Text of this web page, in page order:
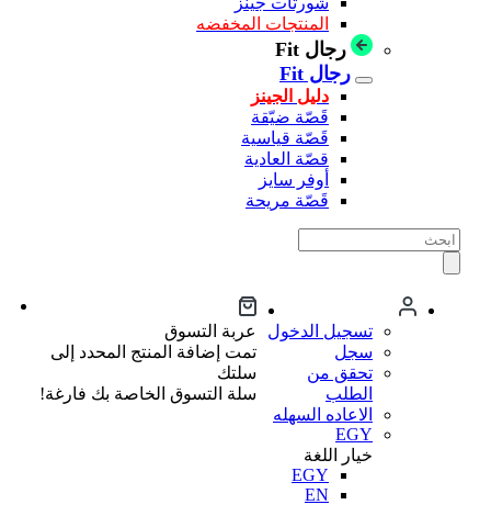
المنتجات المخفضه
رجال Fit
رجال Fit
دليل الجينز
قَصّة ضيّقة
قَصّة قياسية
قصّة العادية
أوفر سايز
قَصّة مريحة
تسجيل الدخول
سجل
تحقق من
الطلب
الاعاده السهله
EGY
خيار اللغة
EGY
EN
عربة التسوق
تمت إضافة المنتج المحدد إلى
سلتك
سلة التسوق الخاصة بك فارغة!